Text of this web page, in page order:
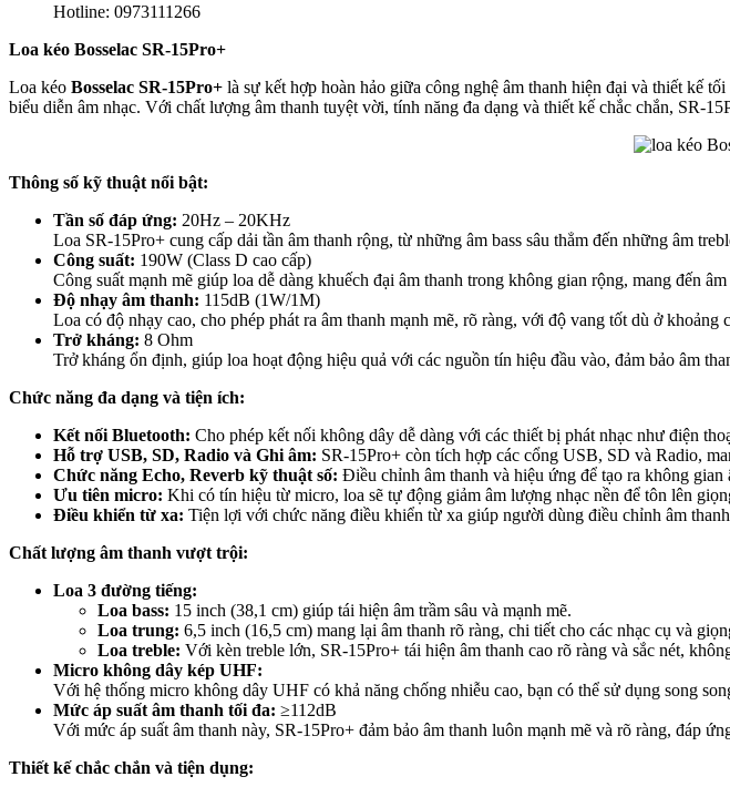
Hotline: 0973111266
Loa kéo Bosselac SR-15Pro+
Loa kéo Bosselac SR-15Pro+ là sự kết hợp hoàn hảo giữa công nghệ âm thanh hiện đại và thiết kế
biểu diễn âm nhạc. Với chất lượng âm thanh tuyệt vời, tính năng đa dạng và thiết kế chắc chắn, SR-
Thông số kỹ thuật nổi bật:
Tần số đáp ứng: 20Hz – 20KHz
Loa SR-15Pro+ cung cấp dải tần âm thanh rộng, từ những âm bass sâu thẳm đến những âm
Công suất: 190W (Class D cao cấp)
Công suất mạnh mẽ giúp loa dễ dàng khuếch đại âm thanh trong không gian rộng, mang đến
Độ nhạy âm thanh: 115dB (1W/1M)
Loa có độ nhạy cao, cho phép phát ra âm thanh mạnh mẽ, rõ ràng, với độ vang tốt dù ở khoảng
Trở kháng: 8 Ohm
Trở kháng ổn định, giúp loa hoạt động hiệu quả với các nguồn tín hiệu đầu vào, đảm bảo âm
Chức năng đa dạng và tiện ích:
Kết nối Bluetooth: Cho phép kết nối không dây dễ dàng với các thiết bị phát nhạc như điện
Hỗ trợ USB, SD, Radio và Ghi âm: SR-15Pro+ còn tích hợp các cổng USB, SD và Radio,
Chức năng Echo, Reverb kỹ thuật số: Điều chỉnh âm thanh và hiệu ứng để tạo ra không gian
Ưu tiên micro: Khi có tín hiệu từ micro, loa sẽ tự động giảm âm lượng nhạc nền để tôn lên
Điều khiển từ xa: Tiện lợi với chức năng điều khiển từ xa giúp người dùng điều chỉnh âm
Chất lượng âm thanh vượt trội:
Loa 3 đường tiếng:
Loa bass: 15 inch (38,1 cm) giúp tái hiện âm trầm sâu và mạnh mẽ.
Loa trung: 6,5 inch (16,5 cm) mang lại âm thanh rõ ràng, chi tiết cho các nhạc cụ và
Loa treble: Với kèn treble lớn, SR-15Pro+ tái hiện âm thanh cao rõ ràng và sắc nét,
Micro không dây kép UHF:
Với hệ thống micro không dây UHF có khả năng chống nhiễu cao, bạn có thể sử dụng song
Mức áp suất âm thanh tối đa: ≥112dB
Với mức áp suất âm thanh này, SR-15Pro+ đảm bảo âm thanh luôn mạnh mẽ và rõ ràng, đáp
Thiết kế chắc chắn và tiện dụng: